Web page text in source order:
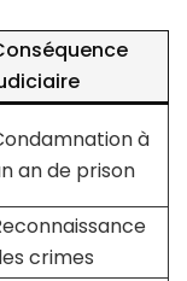
à
an de prison
crimes